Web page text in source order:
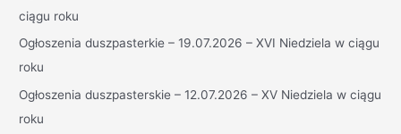
:
ciągu roku
Ogłoszenia duszpasterkie – 19.07.2026 – XVI Niedziela w ciągu
roku
Ogłoszenia duszpasterskie – 12.07.2026 – XV Niedziela w ciągu
roku